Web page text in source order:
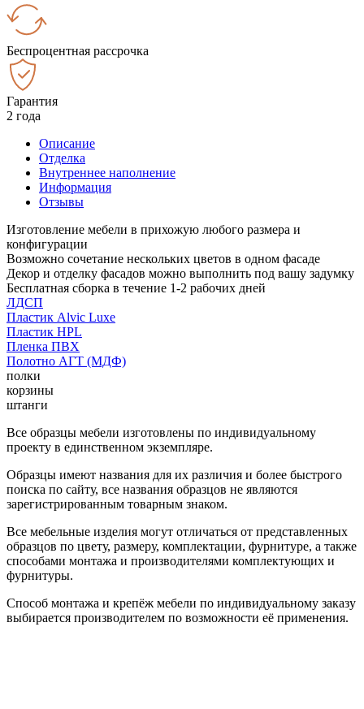
Беспроцентная рассрочка
Гарантия
2 года
Описание
Отделка
Внутреннее наполнение
Информация
Отзывы
Изготовление мебели в прихожую любого размера и
конфигурации
Возможно сочетание нескольких цветов в одном фасаде
Декор и отделку фасадов можно выполнить под вашу задумку
Бесплатная сборка в течение 1-2 рабочих дней
ЛДСП
Пластик Alvic Luxe
Пластик HPL
Пленка ПВХ
Полотно АГТ (МДФ)
полки
корзины
штанги
Все образцы мебели изготовлены по индивидуальному
проекту в единственном экземпляре.
Образцы имеют названия для их различия и более быстрого
поиска по сайту, все названия образцов не являются
зарегистрированным товарным знаком.
Все мебельные изделия могут отличаться от представленных
образцов по цвету, размеру, комплектации, фурнитуре, а также
способами монтажа и производителями комплектующих и
фурнитуры.
Способ монтажа и крепёж мебели по индивидуальному заказу
выбирается производителем по возможности её применения.